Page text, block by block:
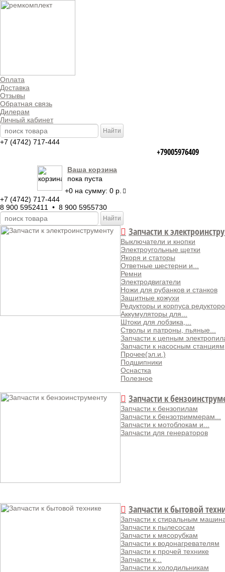
Оплата
Доставка
Отзывы
Обратная связь
Дилерам
Личный кабинет
+7 (4742) 717-444
+79005976409
Ваша корзина
пока пуста
+0 на сумму: 0 р.
+7 (4742) 717-444
8 900 5952411 • 8 900 5955730
Запчасти к
Выключатели и кнопки
Электроугольные щетки
Якоря и статоры
Ответные шестерни и...
Ремни
Электродвигатели
Ножи для рубанков и станков
Защитные кожухи
Редукторы и корпуса
Аккумуляторы для...
Штоки для лобзика,...
Стволы и патроны, пьяные...
Запчасти к цепным
Запчасти к насосным станциям
Прочее(эл.и.)
Подшипники
Оснастка
Полезное
Запчасти к
Запчасти к бензопилам
Запчасти к бензотриммерам...
Запчасти к мотоблокам и...
Запчасти для генераторов
Запчасти к бытовой
Запчасти к стиральным
Запчасти к пылесосам
Запчасти к мясорубкам
Запчасти к водонагревателям
Запчасти к прочей технике
Запчасти к...
Запчасти к холодильникам